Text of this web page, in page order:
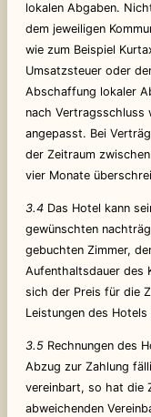
lokalen Abgaben.
dem jeweiligen
wie zum Beispiel
Umsatzsteuer oder
Abschaffung lokaler
nach Vertragsschluss
angepasst. Bei
der Zeitraum
vier Monate
3.4Das Hotel kann
gewünschten
gebuchten Zimmer,
Aufenthaltsdauer des
sich der Preis für die
Leistungen des
3.5Rechnungen des
Abzug zur Zahlung
vereinbart, so hat die
abweichenden